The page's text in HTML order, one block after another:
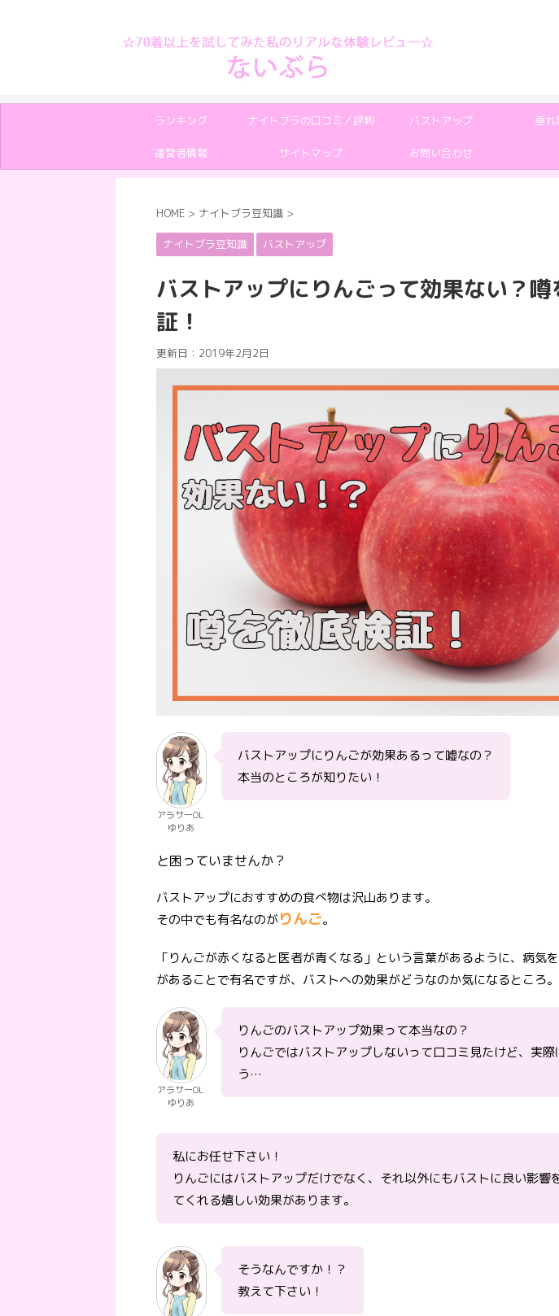
ランキング ナイトブラの口コミ／評判 バストアップ 垂れ
運営者情報 サイトマップ お問い合わせ
HOME > ナイトブラ豆知識 >
ナイトブラ豆知識 バストアップ
バストアップにりんごって効果ない？
証！
更新日： 2019年2月2日
アラサーOL
ゆりあ
バストアップにりんごが効果あるって嘘なの？
本当のところが知りたい！
と困っていませんか？
バストアップにおすすめの食べ物は沢山あります。
その中でも有名なのがりんご。
「りんごが赤くなると医者が青くなる」という言葉があるように、病気
があることで有名ですが、バストへの効果がどうなのか気になるところ。
アラサーOL
ゆりあ
りんごのバストアップ効果って本当なの？
りんごではバストアップしないって口コミ見たけど、実
う…
私にお任せ下さい！
りんごにはバストアップだけでなく、それ以外にもバストに良い影響
てくれる嬉しい効果があります。
そうなんですか！？
教えて下さい！